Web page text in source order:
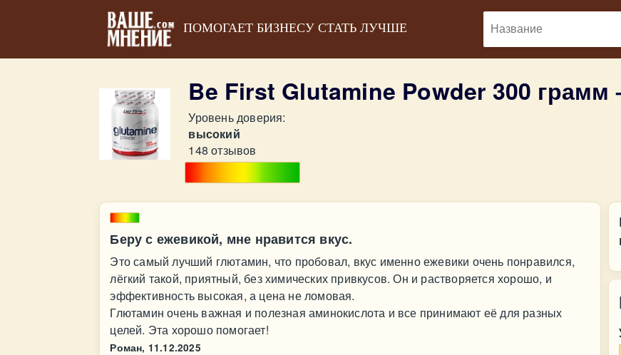
ПОМОГАЕТ БИЗНЕСУ СТАТЬ ЛУЧШЕ
Be First Glutamine Powder 300
Уровень доверия:
высокий
148 отзывов
Беру с ежевикой, мне нравится вкус.
Это самый лучший глютамин, что пробовал, вкус именно ежевики очень понравился,
лёгкий такой, приятный, без химических привкусов. Он и растворяется хорошо, и
эффективность высокая, а цена не ломовая.
Глютамин очень важная и полезная аминокислота и все принимают её для разных
целей. Эта хорошо помогает!
Роман, 11.12.2025